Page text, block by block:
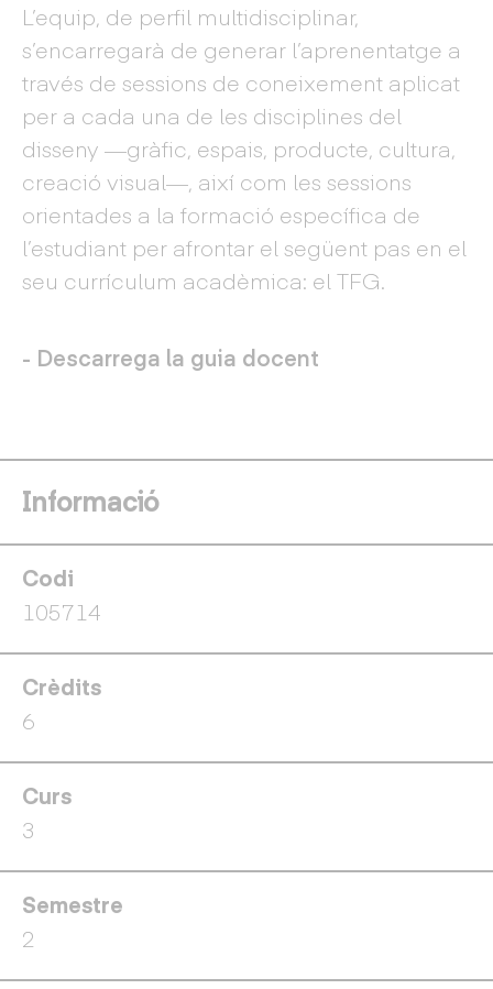
L’equip, de perfil multidisciplinar,
s’encarregarà de generar l’aprenentatge a
través de sessions de coneixement aplicat
per a cada una de les disciplines del
disseny —gràfic, espais, producte, cultura,
creació visual—, així com les sessions
orientades a la formació específica de
l’estudiant per afrontar el següent pas en el
seu currículum acadèmica: el TFG.
- Descarrega la guia docent
Informació
Codi
105714
Crèdits
6
Curs
3
Semestre
2